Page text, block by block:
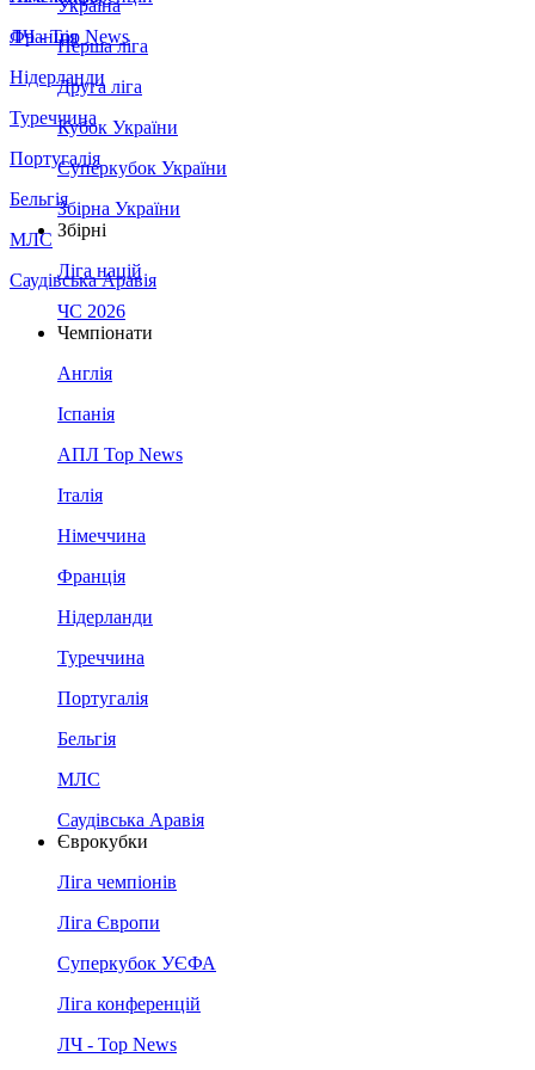
Франція
Нідерланди
Туреччина
Португалія
Бельгія
МЛС
Саудівська Аравія
ЛЧ - Top News
Україна
Перша ліга
Друга ліга
Кубок України
Суперкубок України
Збірна України
Збірні
Ліга націй
ЧС 2026
Чемпіонати
Англія
Іспанія
АПЛ Top News
Італія
Німеччина
Франція
Нідерланди
Туреччина
Португалія
Бельгія
МЛС
Саудівська Аравія
Єврокубки
Ліга чемпіонів
Ліга Європи
Суперкубок УЄФА
Ліга конференцій
ЛЧ - Top News